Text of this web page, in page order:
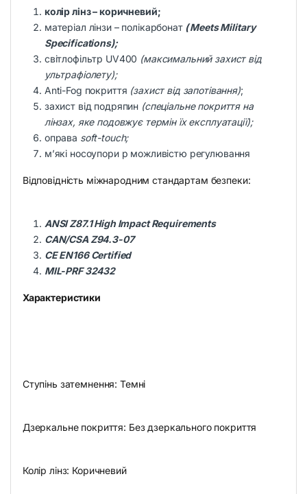
колір лінз – коричневий;
матеріал лінзи – полікарбонат( Meets Military
Specifications);
світлофільтр UV400 (максимальний захист від
ультрафіолету);
Anti-Fog покриття (захист від запотівання);
захист від подряпин (спеціальне покриття на
лінзах, яке подовжує термін їх експлуатації);
оправа soft-touch;
м’які носоупори p можливістю регулювання
Відповідність міжнародним стандартам безпеки:
ANSI Z87.1 High Impact Requirements
CAN/CSA Z94.3-07
CE EN166 Certified
MIL-PRF 32432
Характеристики
Ступінь затемнення: Темні
Дзеркальне покриття: Без дзеркального покриття
Колір лінз: Коричневий